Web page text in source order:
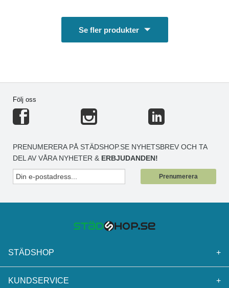
Se fler produkter
Följ oss
PRENUMERERA PÅ STÄDSHOP.SE NYHETSBREV OCH TA
DEL AV VÅRA NYHETER & ERBJUDANDEN!
Prenumerera
STÄDSHOP +
KUNDSERVICE +